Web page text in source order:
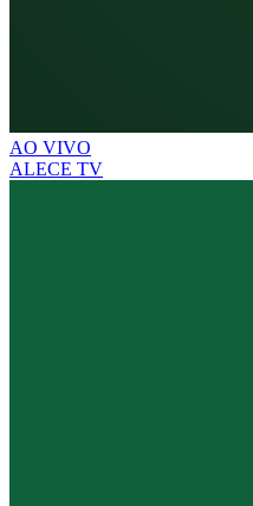
AO VIVO
ALECE TV